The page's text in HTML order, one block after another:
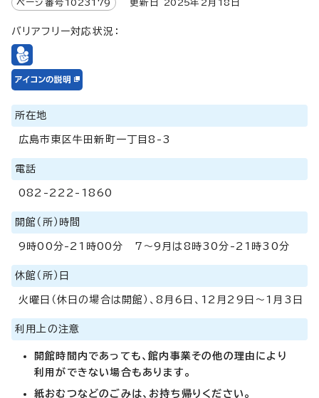
ページ番号 1023179 更新日 2025年2月 18 日
バリアフリー対応状況：
所在地
広島市東区牛田新町一丁目8-3
電話
082-222-1860
開館（所）時間
9時00分-21時00分 7～9月は8時30分-21時30分
休館（所）日
火曜日（休日の場合は開館）、8月6日、12月29日～1月3日
利用上の注意
開館時間内であっても、館内事業その他の理由により
利用ができない場合もあります。
紙おむつなどのごみは、お持ち帰りください。